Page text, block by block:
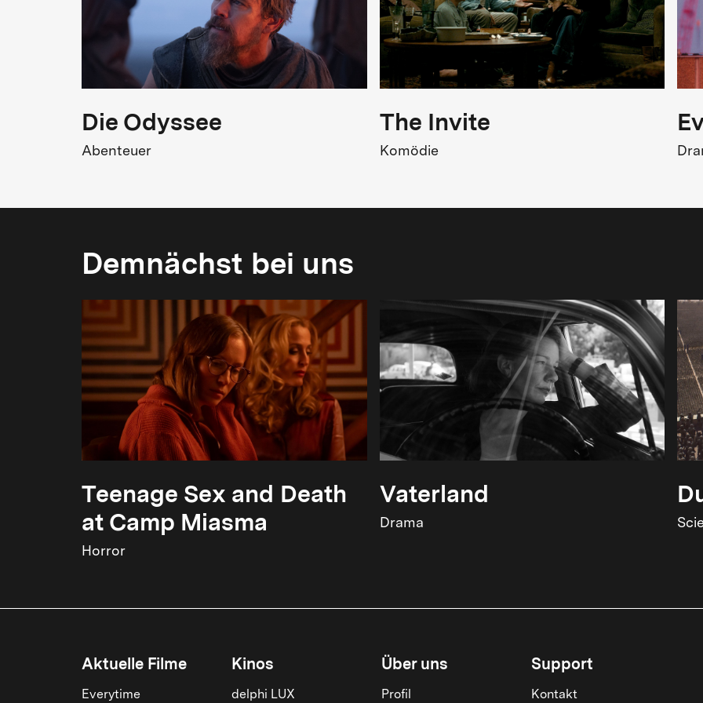
Wingett, Sting
Originaltitel
Quadrophenia
Kinostart
Die Odyssee
Abenteuer
The Invite
Komödie
Demnächst bei uns
Teenage Sex and Death
at Camp Miasma
Horror
Vaterland
Drama
Aktuelle Filme
Everytime
Kinos
delphi LUX
Über uns
Profil
Support
Kontakt